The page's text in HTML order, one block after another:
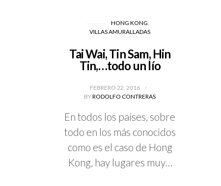
HONG KONG
VILLAS AMURALLADAS
Tai Wai, Tin Sam, Hin
Tin,…todo un lío
FEBRERO 22, 2016
BYRODOLFO CONTRERAS
En todos los países, sobre
todo en los más conocidos
como es el caso de Hong
Kong, hay lugares muy…